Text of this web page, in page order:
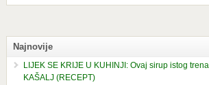
Najnovije
LIJEK SE KRIJE U KUHINJI: Ovaj sirup istog
KAŠALJ (RECEPT)